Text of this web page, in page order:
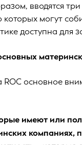
вводятся
могут
доступна для
ROC основное
имеют или
компаниях,